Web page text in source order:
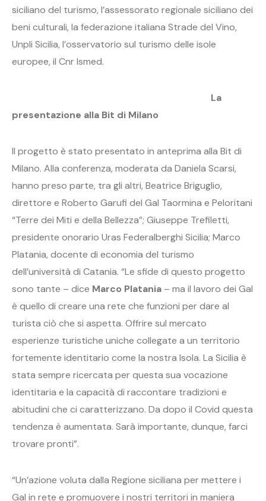
siciliano del turismo, l’assessorato regionale siciliano dei
beni culturali, la federazione italiana Strade del Vino,
Unpli Sicilia, l’osservatorio sul turismo delle isole
europee, il Cnr Ismed.
La
presentazione alla Bit di Milano
Il progetto è stato presentato in anteprima alla Bit di
Milano. Alla conferenza, moderata da Daniela Scarsi,
hanno preso parte, tra gli altri, Beatrice Briguglio,
direttore e Roberto Garufi del Gal Taormina e Peloritani
“Terre dei Miti e della Bellezza”; Giuseppe Trefiletti,
presidente onorario Uras Federalberghi Sicilia; Marco
Platania, docente di economia del turismo
dell’università di Catania. “Le sfide di questo progetto
sono tante – dice Marco Platania – ma il lavoro dei Gal
è quello di creare una rete che funzioni per dare al
turista ciò che si aspetta. Offrire sul mercato
esperienze turistiche uniche collegate a un territorio
fortemente identitario come la nostra Isola. La Sicilia è
stata sempre ricercata per questa sua vocazione
identitaria e la capacità di raccontare tradizioni e
abitudini che ci caratterizzano. Da dopo il Covid questa
tendenza è aumentata. Sarà importante, dunque, farci
trovare pronti”.
“Un’azione voluta dalla Regione siciliana per mettere i
Gal in rete e promuovere i nostri territori in maniera